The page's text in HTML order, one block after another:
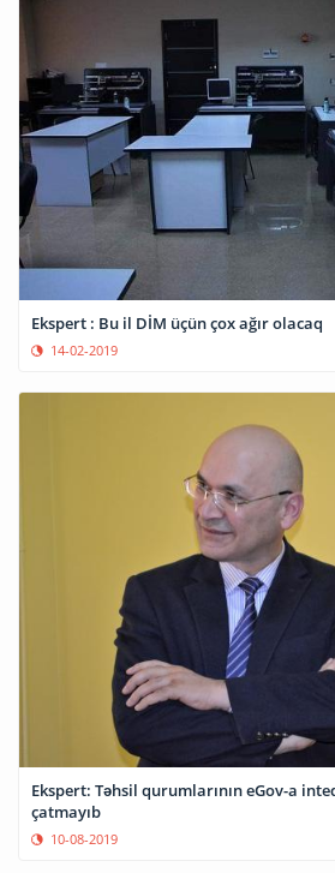
Ekspert : Bu il DİM üçün çox ağır olacaq
14-02-2019
Ekspert: Təhsil qurumlarının eGov-a
çatmayıb
10-08-2019